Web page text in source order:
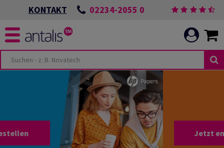
KONTAKT 02234-2055 0
Jetzt entdecken